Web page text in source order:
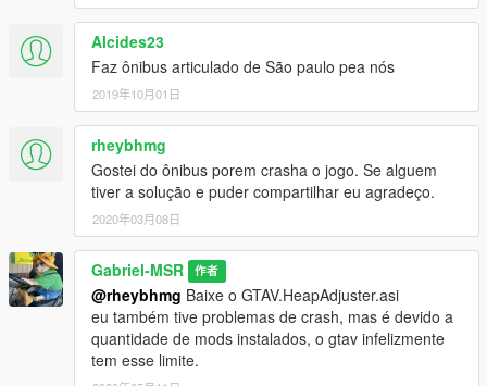
Alcides23
Faz ônibus articulado de São paulo pea nós
2019年10月01日
rheybhmg
Gostei do ônibus porem crasha o jogo. Se alguem
tiver a solução e puder compartilhar eu agradeço.
2020年03月08日
Gabriel-MSR 作者
@rheybhmg Baixe o GTAV.HeapAdjuster.asi
eu também tive problemas de crash, mas é devido a
quantidade de mods instalados, o gtav infelizmente
tem esse limite.